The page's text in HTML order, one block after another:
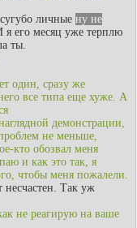
личные ну не
я его месяц уже терплю
ты.
один, сразу же
все типа еще хуже. А
демонстрации,
не меньше,
кто обозвал меня
и как это так, я
чтобы меня пожалели.
несчастен. Так уж
не реагирую на ваше